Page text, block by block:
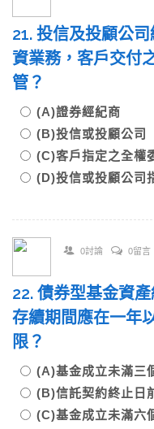
21. 投信及投顧公
資業務，客戶交付
管？
(A)證券經紀商
(B)投信或投顧公司
(C)客戶指定之全權
(D)投信或投顧公司
0討論 0留言
22. 債券型基金資
存續期間應在一年
限？
(A)基金成立未滿三
(B)信託契約終止日
(C)基金成立未滿六